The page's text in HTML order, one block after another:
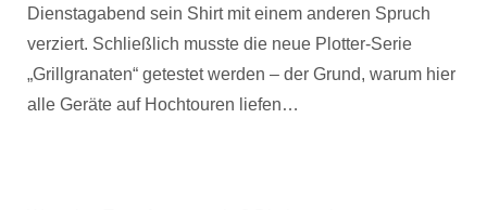
Dienstagabend sein Shirt mit einem anderen Spruch
verziert. Schließlich musste die neue Plotter-Serie
„Grillgranaten“ getestet werden – der Grund, warum hier
alle Geräte auf Hochtouren liefen…